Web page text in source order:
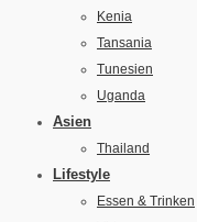
Kenia
Tansania
Tunesien
Uganda
Asien
Thailand
Lifestyle
Essen & Trinken